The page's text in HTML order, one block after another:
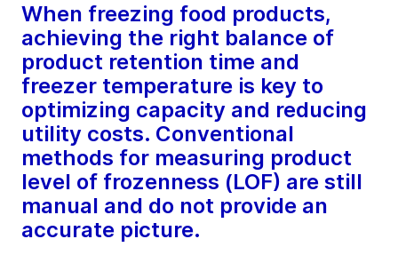
When freezing food products,
achieving the right balance of
product retention time and
freezer temperature is key to
optimizing capacity and reducing
utility costs. Conventional
methods for measuring product
level of frozenness (LOF) are still
manual and do not provide an
accurate picture.